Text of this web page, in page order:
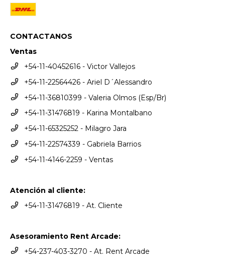
CONTACTANOS
Ventas
+54-11-40452616 - Victor Vallejos
+54-11-22564426 - Ariel D´Alessandro
+54-11-36810399 - Valeria Olmos (Esp/Br)
+54-11-31476819 - Karina Montalbano
+54-11-65325252 - Milagro Jara
+54-11-22574339 - Gabriela Barrios
+54-11-4146-2259 - Ventas
Atención al cliente:
+54-11-31476819 - At. Cliente
Asesoramiento Rent Arcade:
+54-237-403-3270 - At. Rent Arcade